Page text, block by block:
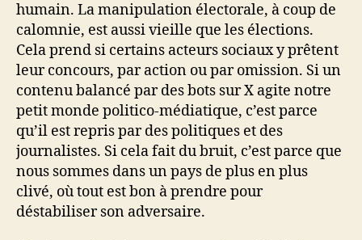
humain. La manipulation électorale, à coup de
calomnie, est aussi vieille que les élections.
Cela prend si certains acteurs sociaux y prêtent
leur concours, par action ou par omission. Si un
contenu balancé par des bots sur X agite notre
petit monde politico-médiatique, c’est parce
qu’il est repris par des politiques et des
journalistes. Si cela fait du bruit, c’est parce que
nous sommes dans un pays de plus en plus
clivé, où tout est bon à prendre pour
déstabiliser son adversaire.